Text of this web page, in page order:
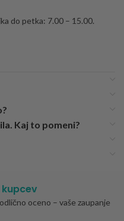
do petka: 7.00 – 15.00.
Kaj to pomeni?
oceno – vaše zaupanje